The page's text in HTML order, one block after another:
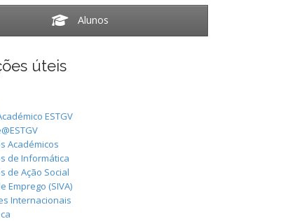
Alunos
úteis
ESTGV
Académicos
de Informática
de Ação Social
Emprego (SIVA)
Internacionais